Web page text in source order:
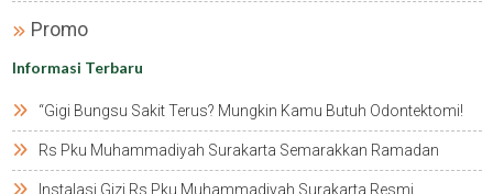
Promo
Informasi Terbaru
“gigi Bungsu Sakit Terus? Mungkin Kamu Butuh Odontektomi!
Rs Pku Muhammadiyah Surakarta Semarakkan Ramadan
Instalasi Gizi Rs Pku Muhammadiyah Surakarta Resmi